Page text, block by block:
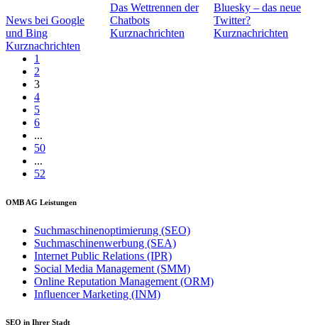
News bei Google
und Bing
Kurznachrichten
Das Wettrennen der
Chatbots
Kurznachrichten
Bluesky – das neue
Twitter?
Kurznachrichten
1
2
3
4
5
6
...
50
...
52
OMB AG Leistungen
Suchmaschinenoptimierung (SEO)
Suchmaschinenwerbung (SEA)
Internet Public Relations (IPR)
Social Media Management (SMM)
Online Reputation Management (ORM)
Influencer Marketing (INM)
SEO in Ihrer Stadt